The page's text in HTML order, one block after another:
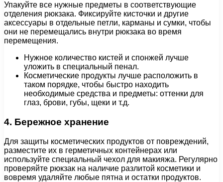
Упакуйте все нужные предметы в соответствующие
отделения рюкзака. Фиксируйте кисточки и другие
аксессуары в отдельные петли, карманы и сумки, чтобы
они не перемещались внутри рюкзака во время
перемещения.
Нужное количество кистей и спонжей лучше
уложить в специальный пенал.
Косметические продукты лучше расположить в
таком порядке, чтобы быстро находить
необходимые средства и предметы: оттенки для
глаз, брови, губы, щеки и т.д.
4. Бережное хранение
Для защиты косметических продуктов от повреждений,
разместите их в герметичных контейнерах или
используйте специальный чехол для макияжа. Регулярно
проверяйте рюкзак на наличие разлитой косметики и
вовремя удаляйте любые пятна и остатки продуктов.